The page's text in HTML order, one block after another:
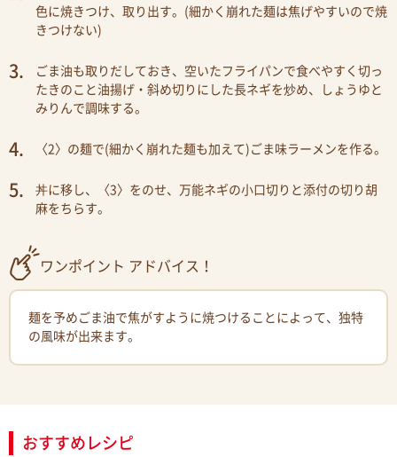
色に焼きつけ、取り出す。(細かく崩れた麺は焦げやすいので焼
きつけない)
ごま油も取りだしておき、空いたフライパンで食べやすく切っ
たきのこと油揚げ・斜め切りにした長ネギを炒め、しょうゆと
みりんで調味する。
〈2〉の麺で(細かく崩れた麺も加えて)ごま味ラーメンを作る。
丼に移し、〈3〉をのせ、万能ネギの小口切りと添付の切り胡
麻をちらす。
ワンポイント アドバイス！
麺を予めごま油で焦がすように焼つけることによって、独特
の風味が出来ます。
おすすめレシピ